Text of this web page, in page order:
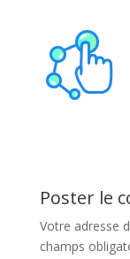
Poster le
Votre adresse
champs